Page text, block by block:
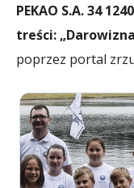
PEKAO S.A. 34
treści:
poprzez portal